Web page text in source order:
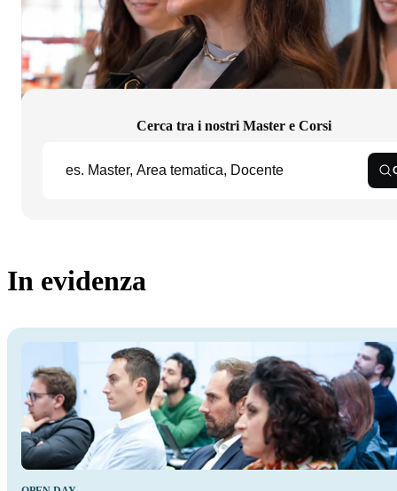
Cerca tra i nostri Master e Corsi
In evidenza